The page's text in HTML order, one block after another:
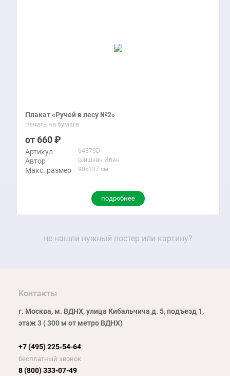
Плакат «Ручей в лесу №2»
печать на бумаге
660
Артикул 64379D
Автор Шишкин Иван
Макс. размер 90x137 см
подробнее
не нашли нужный постер или картину?
Контакты
г. Москва, м. ВДНХ, улица Кибальчича д. 5, подъезд 1,
этаж 3 ( 300 м от метро ВДНХ)
+7 (495) 225-54-64
бесплатный звонок
8 (800) 333-07-49